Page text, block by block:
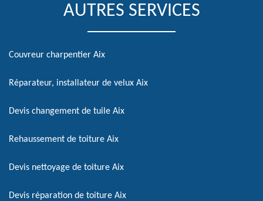
AUTRES SERVICES
Couvreur charpentier Aix
Réparateur, installateur de velux Aix
Devis changement de tuile Aix
Rehaussement de toiture Aix
Devis nettoyage de toiture Aix
Devis réparation de toiture Aix